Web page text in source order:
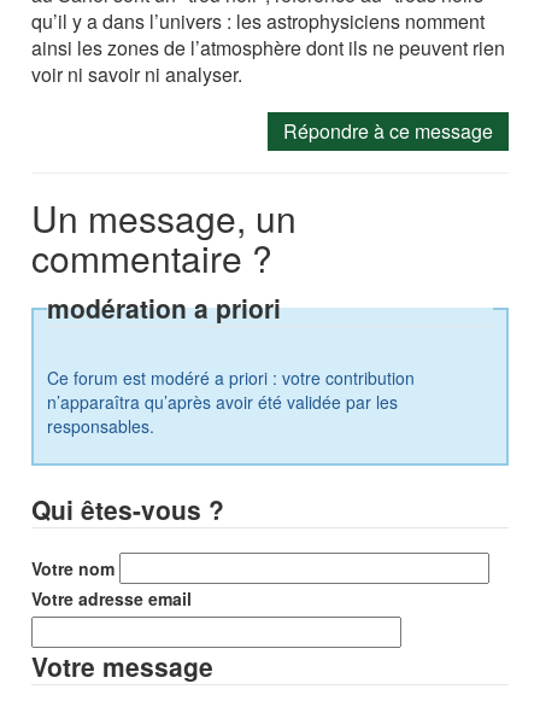
qu’il y a dans l’univers : les astrophysiciens nomment
ainsi les zones de l’atmosphère dont ils ne peuvent rien
voir ni savoir ni analyser.
Répondre à ce message
Un message, un
commentaire ?
modération a priori
Ce forum est modéré a priori : votre contribution
n’apparaîtra qu’après avoir été validée par les
responsables.
Qui êtes-vous ?
Votre nom
Votre adresse email
Votre message